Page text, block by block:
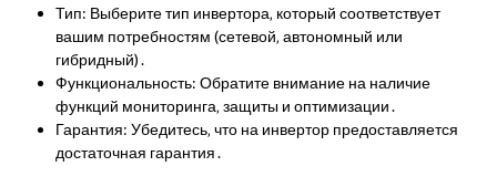
Тип: Выберите тип инвертора‚ который соответствует
вашим потребностям (сетевой‚ автономный или
гибридный)․
Функциональность: Обратите внимание на наличие
функций мониторинга‚ защиты и оптимизации․
Гарантия: Убедитесь‚ что на инвертор предоставляется
достаточная гарантия․